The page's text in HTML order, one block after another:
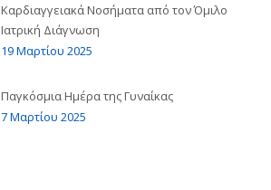
Καρδιαγγειακά Νοσήματα από τον Όμιλο
Ιατρική Διάγνωση
19 Μαρτίου 2025
Παγκόσμια Ημέρα της Γυναίκας
7 Μαρτίου 2025